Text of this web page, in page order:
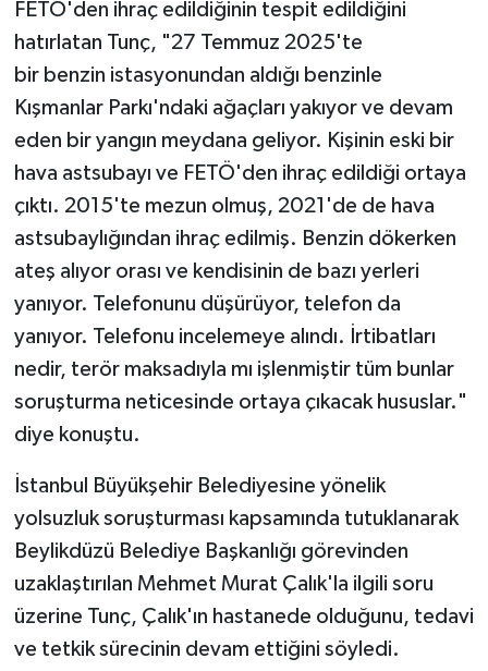
FETÖ'den ihraç edildiğinin tespit edildiğini
hatırlatan Tunç, "27 Temmuz 2025'te
bir benzin istasyonundan aldığı benzinle
Kışmanlar Parkı'ndaki ağaçları yakıyor ve devam
eden bir yangın meydana geliyor. Kişinin eski bir
hava astsubayı ve FETÖ'den ihraç edildiği ortaya
çıktı. 2015'te mezun olmuş, 2021'de de hava
astsubaylığından ihraç edilmiş. Benzin dökerken
ateş alıyor orası ve kendisinin de bazı yerleri
yanıyor. Telefonunu düşürüyor, telefon da
yanıyor. Telefonu incelemeye alındı. İrtibatları
nedir, terör maksadıyla mı işlenmiştir tüm bunlar
soruşturma neticesinde ortaya çıkacak hususlar."
diye konuştu.
İstanbul Büyükşehir Belediyesine yönelik
yolsuzluk soruşturması kapsamında tutuklanarak
Beylikdüzü Belediye Başkanlığı görevinden
uzaklaştırılan Mehmet Murat Çalık'la ilgili soru
üzerine Tunç, Çalık'ın hastanede olduğunu, tedavi
ve tetkik sürecinin devam ettiğini söyledi.